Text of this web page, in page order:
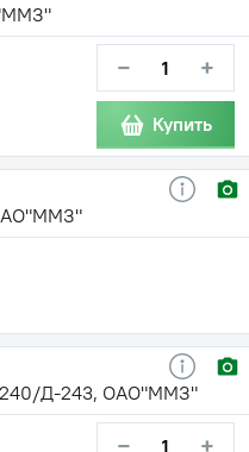
− +
Купить
240/Д-243, ОАО"ММЗ"
− +